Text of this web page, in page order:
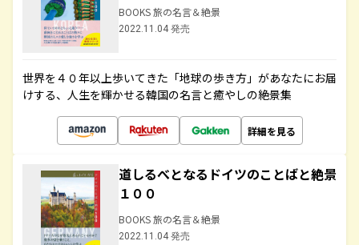
BOOKS 旅の名言＆絶景
2022.11.04 発売
世界を４０年以上歩いてきた「地球の歩き方」があなたにお届
けする、人生を輝かせる韓国の名言と癒やしの絶景集
詳細を見る
道しるべとなるドイツのことばと絶景
１００
BOOKS 旅の名言＆絶景
2022.11.04 発売